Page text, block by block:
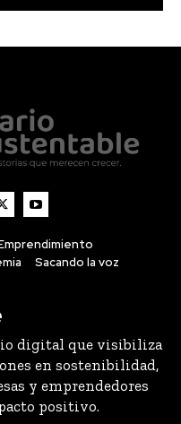
Sacando la voz
digital que visibiliza
en sostenibilidad,
y emprendedores
positivo.